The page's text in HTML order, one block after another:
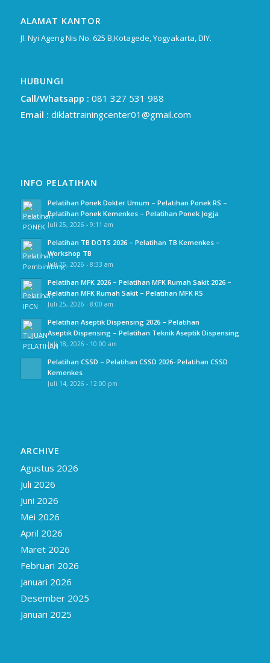
ALAMAT KANTOR
Jl. Nyi Ageng Nis No. 625 B,Kotagede, Yogyakarta, DIY.
HUBUNGI
Call/Whatsapp : 081 327 531 988
Email : diklattrainingcenter01@gmail.com
INFO PELATIHAN
Pelatihan Ponek Dokter Umum – Pelatihan Ponek RS –
Pelatihan Ponek Kemenkes – Pelatihan Ponek Jogja
Juli 25, 2026 - 9:11 am
Pelatihan TB DOTS 2026 – Pelatihan TB Kemenkes –
Workshop TB
Juli 25, 2026 - 8:33 am
Pelatihan MFK 2026 – Pelatihan MFK Rumah Sakit 2026 –
Pelatihan MFK Rumah Sakit – Pelatihan MFK RS
Juli 25, 2026 - 8:00 am
Pelatihan Aseptik Dispensing 2026 – Pelatihan
Aseptik Dispensing – Pelatihan Teknik Aseptik Dispensing
Juli 18, 2026 - 10:00 am
Pelatihan CSSD – Pelatihan CSSD 2026- Pelatihan CSSD
Kemenkes
Juli 14, 2026 - 12:00 pm
ARCHIVE
Agustus 2026
Juli 2026
Juni 2026
Mei 2026
April 2026
Maret 2026
Februari 2026
Januari 2026
Desember 2025
Januari 2025